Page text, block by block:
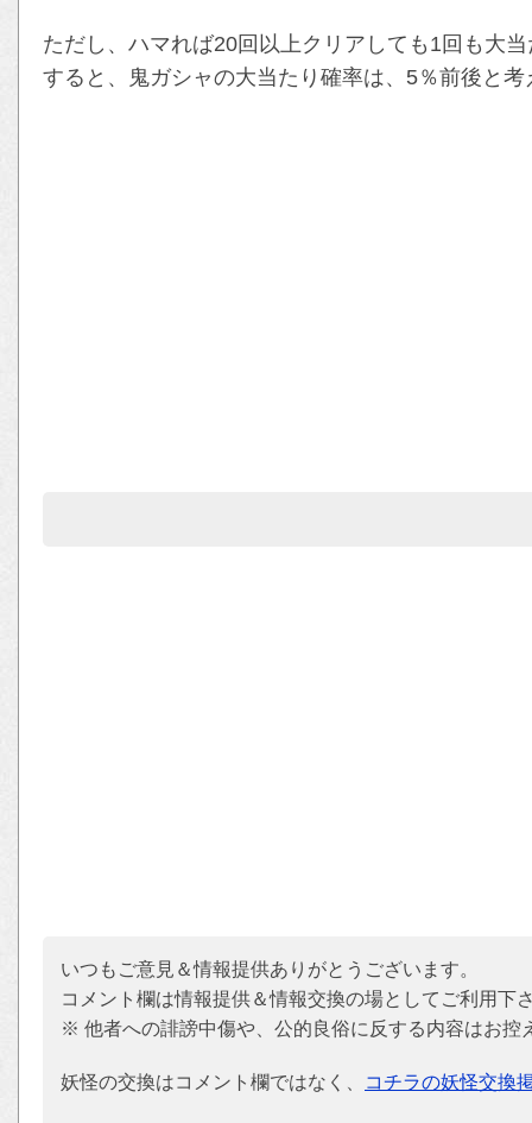
ただし、ハマれば20回以上クリアしても1回も大
すると、鬼ガシャの大当たり確率は、5％前後と
いつもご意見＆情報提供ありがとうございます。
コメント欄は情報提供＆情報交換の場としてご利用下
※ 他者への誹謗中傷や、公的良俗に反する内容はお控
妖怪の交換はコメント欄ではなく、 コチラの妖怪交換